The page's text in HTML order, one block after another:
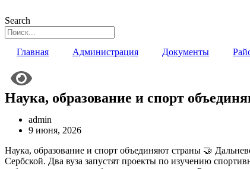
Search
Главная Администрация Документы
Наука, образование и спорт
admin
9 июня, 2026
Наука, образование и спорт объединяют страны 🤝
Сербской. Два вуза запустят проекты по изучению